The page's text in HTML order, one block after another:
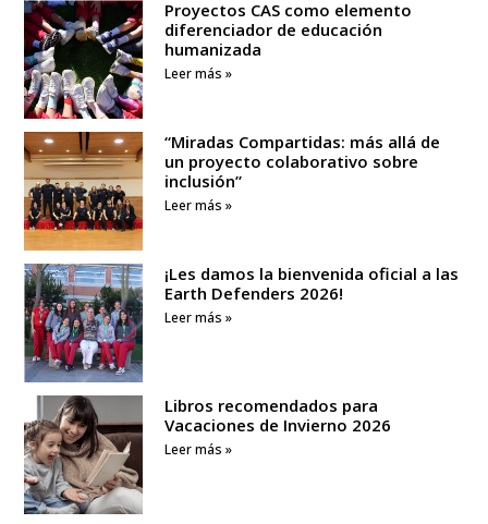
Proyectos CAS como elemento
diferenciador de educación
humanizada
Leer más »
“Miradas Compartidas: más allá de
un proyecto colaborativo sobre
inclusión”
Leer más »
¡Les damos la bienvenida oficial a las
Earth Defenders 2026!
Leer más »
Libros recomendados para
Vacaciones de Invierno 2026
Leer más »